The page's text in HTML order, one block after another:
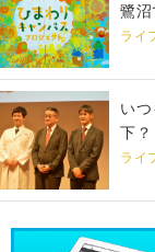
鷺
ライ
い
下
ライ